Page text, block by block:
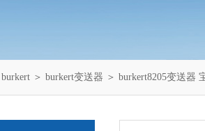
burkert ＞ burkert变送器 ＞ burkert8205变送器